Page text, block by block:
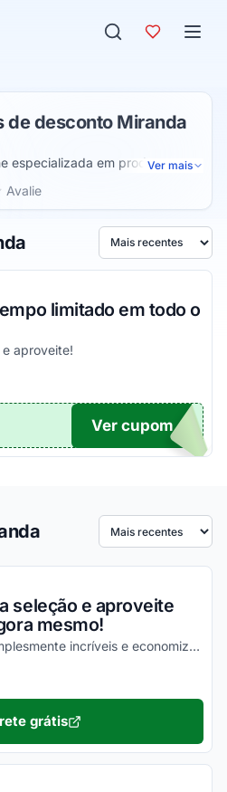
de desconto Miranda
especializada em produtos
pode realizar a compra de
Ver mais
de 1 a 5 estrelas
estrelas
Avalie
Ordenar por
limitado em todo o
aproveite!
TICO
Ver cupom
Ordenar por
seleção e aproveite
mesmo!
Desfrute de vantagens simplesmente incríveis e economize da melhor maneira possível!
grátis